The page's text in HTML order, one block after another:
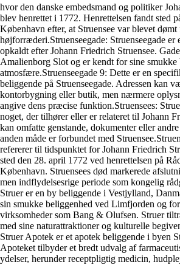
hvor den danske embedsmand og politiker
blev henrettet i 1772. Henrettelsen fandt sted
København efter, at Struensee var blevet dømt
højforræderi.Struenseegade: Struenseegade er
opkaldt efter Johann Friedrich Struensee.
Amalienborg Slot og er kendt for sine
atmosfære.Struenseegade 9: Dette er en
beliggende på Struenseegade. Adressen kan
kontorbygning eller butik, men nærmere
angive dens præcise funktion.Struensees:
noget, der tilhører eller er relateret til Johann
kan omfatte genstande, dokumenter eller
anden måde er forbundet med
refererer til tidspunktet for Johann Friedrich
sted den 28. april 1772 ved henrettelsen på
København. Struensees død markerede
men indflydelsesrige periode som kongelig
Struer er en by beliggende i Vestjylland,
sin smukke beliggenhed ved Limfjorden og
virksomheder som Bang & Olufsen. Struer
med sine naturattraktioner og kulturelle
Struer Apotek er et apotek beliggende i byen
Apoteket tilbyder et bredt udvalg af
ydelser, herunder receptpligtig medicin,